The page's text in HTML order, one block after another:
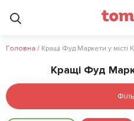
Головна / Кращі Фуд Маркети у місті
Кращі Фуд